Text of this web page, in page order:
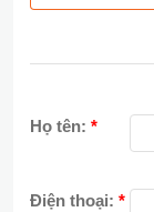
Họ tên: *
Điện thoại: *